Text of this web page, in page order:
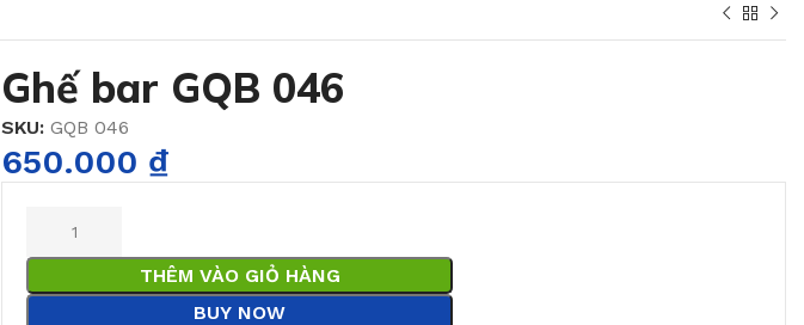
Ghế bar GQB 046
SKU: GQB 046
650.000 ₫
THÊM VÀO GIỎ HÀNG
BUY NOW